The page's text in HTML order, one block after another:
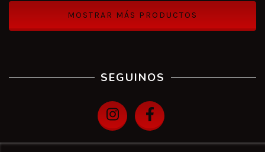
MOSTRAR MÁS PRODUCTOS
SEGUINOS